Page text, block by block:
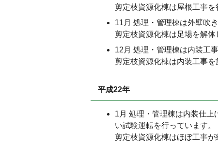
剪定枝資源化棟は屋根工事を
11月 処理・管理棟は外壁吹
剪定枝資源化棟は足場を解体
12月 処理・管理棟は内装工
剪定枝資源化棟は内装工事を
平成22年
1月 処理・管理棟は内装仕
い試験運転を行っています。
剪定枝資源化棟はほぼ工事